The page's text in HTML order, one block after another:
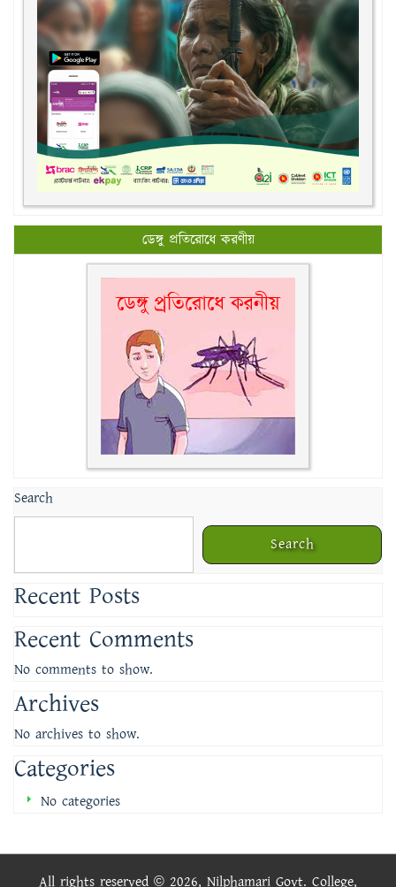
ডেঙ্গু প্রতিরোধে করণীয়
Search
Search
Recent Posts
Recent Comments
No comments to show.
Archives
No archives to show.
Categories
No categories
All rights reserved © 2026, Nilphamari Govt. College,